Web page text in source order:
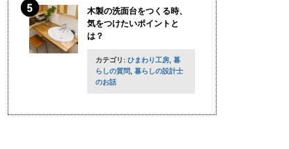
木製の洗面台をつくる時、
気をつけたいポイントと
は？
カテゴリ: ひまわり工房 暮
らしの質問
暮らしの設計士
のお話